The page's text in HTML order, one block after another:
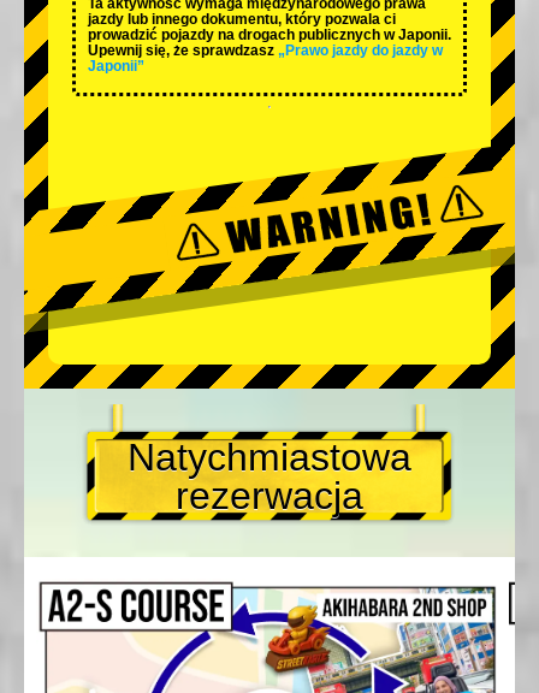
Ta aktywność wymaga międzynarodowego prawa
jazdy lub innego dokumentu, który pozwala ci
prowadzić pojazdy na drogach publicznych w Japonii.
Upewnij się, że sprawdzasz „Prawo jazdy do jazdy w
Japonii”
Natychmiastowa
rezerwacja